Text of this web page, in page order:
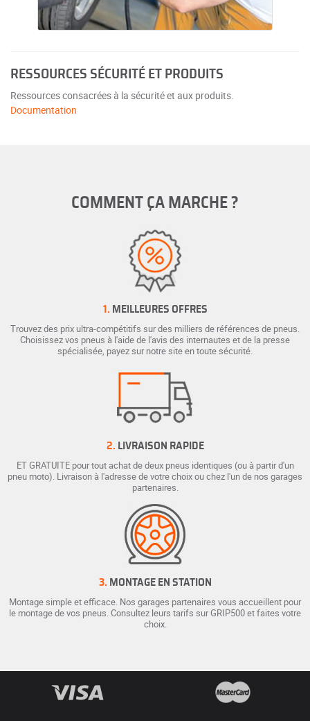
RESSOURCES SÉCURITÉ ET PRODUITS
Ressources consacrées à la sécurité et aux produits.
Documentation
COMMENT ÇA MARCHE ?
1. MEILLEURES OFFRES
Trouvez des prix ultra-compétitifs sur des milliers de références de pneus.
Choisissez vos pneus à l'aide de l'avis des internautes et de la presse
spécialisée, payez sur notre site en toute sécurité.
2. LIVRAISON RAPIDE
ET GRATUITE pour tout achat de deux pneus identiques (ou à partir d'un
pneu moto). Livraison à l'adresse de votre choix ou chez l'un de nos garages
partenaires.
3. MONTAGE EN STATION
Montage simple et efficace. Nos garages partenaires vous accueillent pour
le montage de vos pneus. Consultez leurs tarifs sur GRIP500 et faites votre
choix.